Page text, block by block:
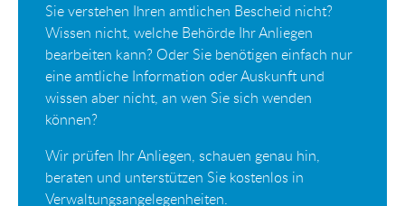
Sie verstehen Ihren amtlichen Bescheid nicht?
Wissen nicht, welche Behörde Ihr Anliegen
bearbeiten kann? Oder Sie benötigen einfach nur
eine amtliche Information oder Auskunft und
wissen aber nicht, an wen Sie sich wenden
können?
Wir prüfen Ihr Anliegen, schauen genau hin,
beraten und unterstützen Sie kostenlos in
Verwaltungsangelegenheiten.